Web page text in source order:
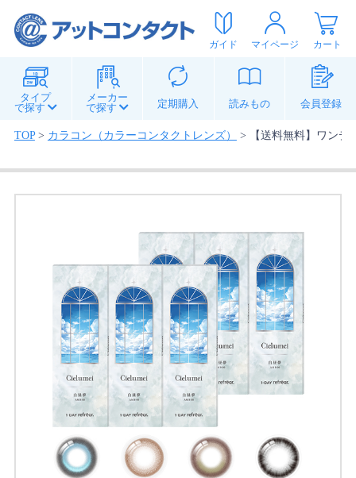
ガイド マイページ カート
タイプ
で探す
メーカー
で探す
定期購入 読みもの 会員登録
TOP> カラコン（カラーコンタクトレンズ） > 【送料無料】ワン